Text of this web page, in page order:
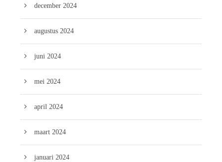
december 2024
augustus 2024
juni 2024
mei 2024
april 2024
maart 2024
januari 2024